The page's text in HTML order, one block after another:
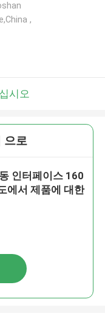
,
시오
으로
인터페이스 160
에서 제품에 대한